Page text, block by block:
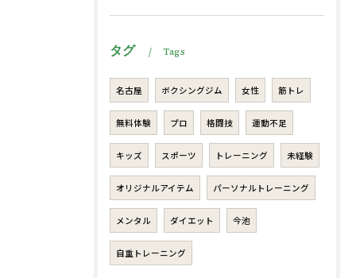
タグ Tags
名古屋 ボクシングジム 女性 筋トレ
無料体験 プロ 格闘技 運動不足
キッズ スポーツ トレーニング 未経験
オリジナルアイテム パーソナルトレーニング
メンタル ダイエット 今池
自重トレーニング